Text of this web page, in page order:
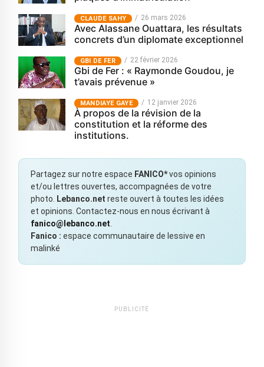
CLAUDE SAHY 26 mars 2026
Avec Alassane Ouattara, les résultats
concrets d’un diplomate exceptionnel
GBI DE FER 22 février 2026
Gbi de Fer : « Raymonde Goudou, je
t’avais prévenue »
MANDIAYE GAYE 12 janvier 2026
À propos de la révision de la
constitution et la réforme des
institutions.
Partagez sur notre espace FANICO*vos opinions
et/ou lettres ouvertes, accompagnées de votre
photo.
Lebanco.net reste ouvert à toutes les idées
et opinions. Contactez-nous en nous écrivant à
fanico@lebanco.net
Fanico : espace communautaire de lessive en
malinké
PUBLICITÉ